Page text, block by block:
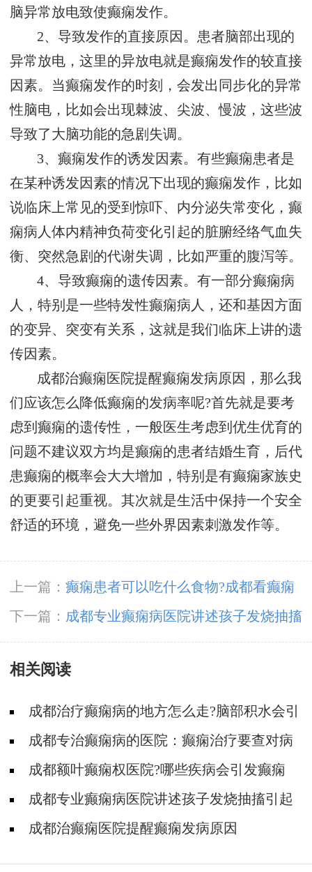
脑异常放电致使癫痫发作。
2、导致发作的直接原因。患者脑部出现的
异常放电，这里的异放电就是癫痫发作的较直接
因素。当癫痫发作的时刻，会发出同步化的异常
性脑电，比如会出现棘波、尖波、慢波，这些波
导致了大脑功能的急剧失调。
3、癫痫发作的诱发因素。有些癫痫患者是
在某种诱发因素的情况下出现的癫痫发作，比如
说临床上常见的受到惊吓、内分泌失常变化，癫
痫病人体内精神负荷变化引起的脏腑经络气血失
衡、突然急剧的代谢失调，比如严重的腹泻等。
4、导致癫痫的遗传因素。有一部分癫痫病
人，特别是一些特发性癫痫病人，还和基因方面
的变异、突变有关系，这就是我们临床上讲的遗
传因素。
成都治癫痫医院提醒癫痫发病原因，那么我
们应该怎么降低癫痫的发病率呢?首先就是要考
虑到癫痫的遗传性，一般医生考虑到优生优育的
问题不建议双方均是癫痫的患者结婚生育，后代
患癫痫的概率会大大增加，特别是有癫痫家族史
的更要引起重视。其次就是生活中保持一个安全
舒适的环境，避免一些外界因素刺激发作等。
上一篇： 癫痫患者可以吃什么食物?成都看癫痫
病医院去哪家
下一篇： 成都专业癫痫病医院讲述孩子发烧抽搐
引起癫痫
相关阅读
成都治疗癫痫病的地方怎么走?脑部积水会引
起癫痫吗?
成都专治癫痫病的医院：癫痫治疗要查对病
因
成都额叶癫痫权医院?哪些疾病会引发癫痫
病?成都专业癫痫病医院讲述孩子发烧抽搐引起
癫痫成都治癫痫医院提醒癫痫发病原因